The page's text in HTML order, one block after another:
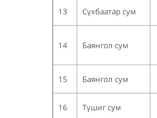
13 Сүхбаатар сум
14 Баянгол сум
15 Баянгол сум
16 Түшиг сум